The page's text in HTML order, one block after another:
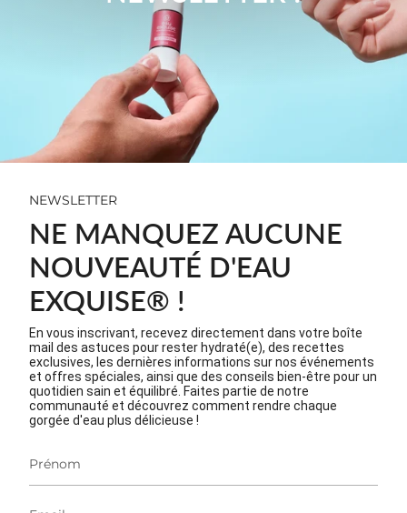
diabétiques ou à ceux souhaitant contrôler leur
consommation calorique.
De plus, contrairement aux sirops industriels, la
Grenadine eau exquise® ne contient ni colorants
artificiels, ni conservateurs chimiques,
respectant ainsi l'intégrité nutritionnelle
essentielle à une alimentation saine. Sa
concentration judicieuse permet un dosage
précis, offrant jusqu’à 10 litres de boisson
NEWSLETTER
NE MANQUEZ AUCUNE
NOUVEAUTÉ D'EAU
EXQUISE® !
En vous inscrivant, recevez directement dans votre boîte
mail des astuces pour rester hydraté(e), des recettes
exclusives, les dernières informations sur nos événements
et offres spéciales, ainsi que des conseils bien-être pour un
quotidien sain et équilibré. Faites partie de notre
communauté et découvrez comment rendre chaque
gorgée d'eau plus délicieuse !